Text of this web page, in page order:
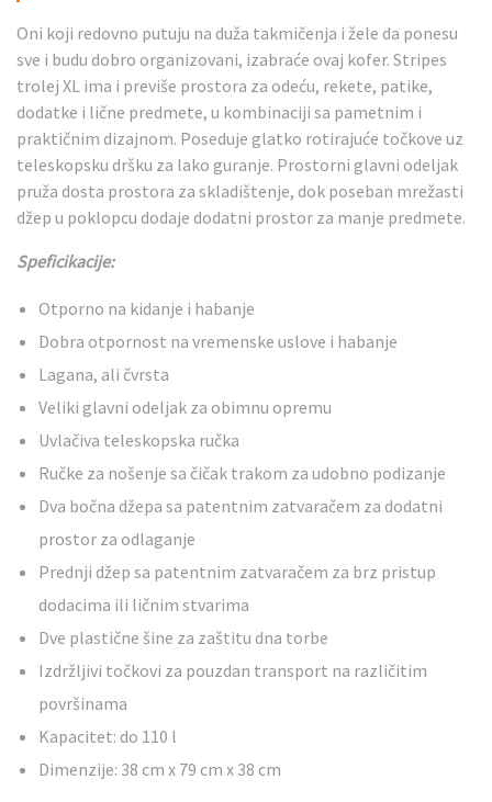
Oni koji redovno putuju na duža takmičenja i žele da ponesu
sve i budu dobro organizovani, izabraće ovaj kofer. Stripes
trolej XL ima i previše prostora za odeću, rekete, patike,
dodatke i lične predmete, u kombinaciji sa pametnim i
praktičnim dizajnom. Poseduje glatko rotirajuće točkove uz
teleskopsku dršku za lako guranje. Prostorni glavni odeljak
pruža dosta prostora za skladištenje, dok poseban mrežasti
džep u poklopcu dodaje dodatni prostor za manje predmete.
Speficikacije:
Otporno na kidanje i habanje
Dobra otpornost na vremenske uslove i habanje
Lagana, ali čvrsta
Veliki glavni odeljak za obimnu opremu
Uvlačiva teleskopska ručka
Ručke za nošenje sa čičak trakom za udobno podizanje
Dva bočna džepa sa patentnim zatvaračem za dodatni
prostor za odlaganje
Prednji džep sa patentnim zatvaračem za brz pristup
dodacima ili ličnim stvarima
Dve plastične šine za zaštitu dna torbe
Izdržljivi točkovi za pouzdan transport na različitim
površinama
Kapacitet: do 110 l
Dimenzije: 38 cm x 79 cm x 38 cm